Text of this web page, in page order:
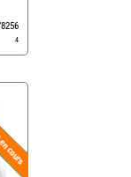
4